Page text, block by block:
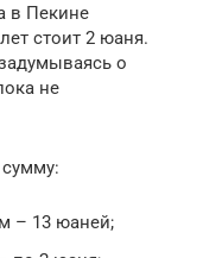
в Пекине
стоит 2 юаня.
о
не
– 13 юаней;